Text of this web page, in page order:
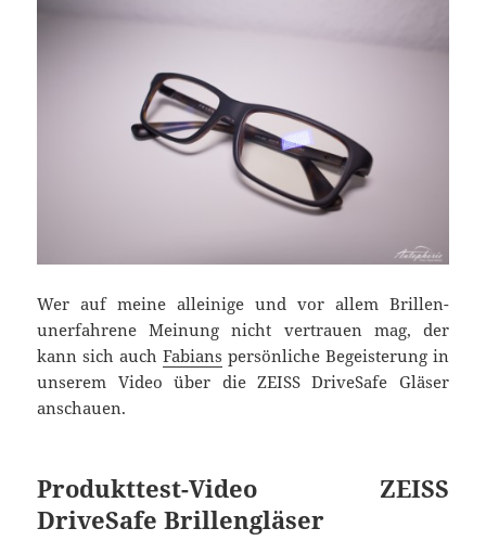
Wer auf meine alleinige und vor allem Brillen-
unerfahrene Meinung nicht vertrauen mag, der
kann sich auch Fabians persönliche Begeisterung in
unserem Video über die ZEISS DriveSafe Gläser
anschauen.
Produkttest-Video ZEISS
DriveSafe Brillengläser